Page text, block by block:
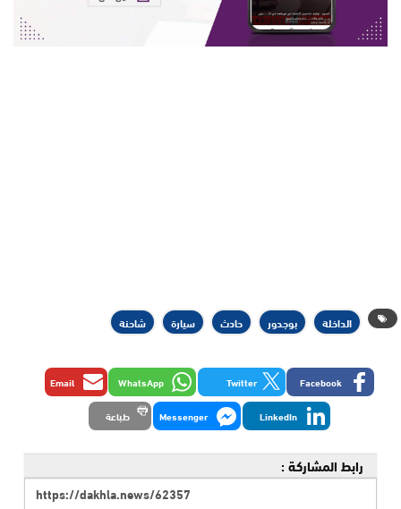
الداخلة بوجدور حادث سيارة شاحنة
Facebook
Twitter
WhatsApp
Email
LinkedIn
Messenger طباعة
رابط المشاركة :